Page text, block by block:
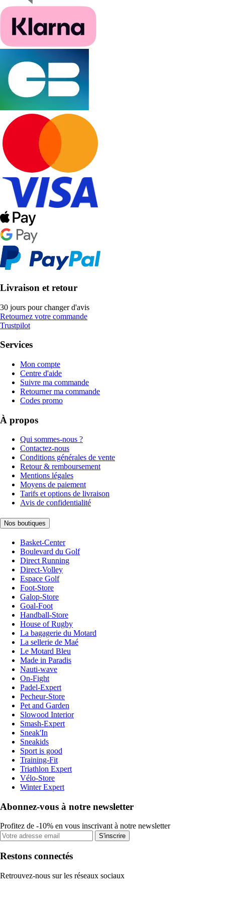
Livraison et retour
30 jours pour changer d'avis
Retournez votre commande
Trustpilot
Services
Mon compte
Centre d'aide
Suivre ma commande
Retourner ma commande
Codes promo
À propos
Qui sommes-nous ?
Contactez-nous
Conditions générales de vente
Retour & remboursement
Mentions légales
Moyens de paiement
Tarifs et options de livraison
Avis de confidentialité
Nos boutiques
Basket-Center
Boulevard du Golf
Direct Running
Direct-Volley
Espace Golf
Foot-Store
Galop-Store
Goal-Foot
Handball-Store
House of Rugby
La bagagerie du Motard
La sellerie de Maé
Le Motard Bleu
Made in Paradis
Nauti-wave
On-Fight
Padel-Expert
Pecheur-Store
Pet and Garden
Slowood Interior
Smash-Expert
Sneak'In
Sneakids
Sport is good
Training-Fit
Triathlon Expert
Vélo-Store
Winter Expert
Abonnez-vous à notre newsletter
Profitez de -10% en vous inscrivant à notre newsletter
S'inscrire
Restons connectés
Retrouvez-nous sur les réseaux sociaux